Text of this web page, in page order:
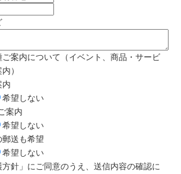
案内について（イベント、商品・サービ
）
内
希望しない
案内
希望しない
送も希望
希望しない
方針」にご同意のうえ、送信内容の確認に